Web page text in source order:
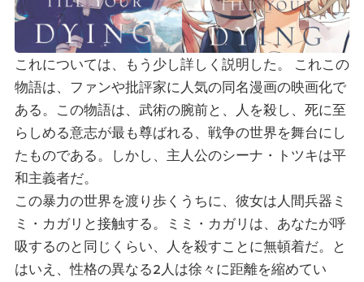
これについては、もう少し詳しく説明した。 これこの
物語は、ファンや批評家に人気の同名漫画の映画化で
ある。この物語は、武術の腕前と、人を殺し、死に至
らしめる意志が最も尊ばれる、戦争の世界を舞台にし
たものである。しかし、主人公のシーナ・トツキは平
和主義者だ。
この暴力の世界を渡り歩くうちに、彼女は人間兵器ミ
ミ・カガリと接触する。ミミ・カガリは、あなたが呼
吸するのと同じくらい、人を殺すことに無頓着だ。と
はいえ、性格の異なる2人は徐々に距離を縮めてい